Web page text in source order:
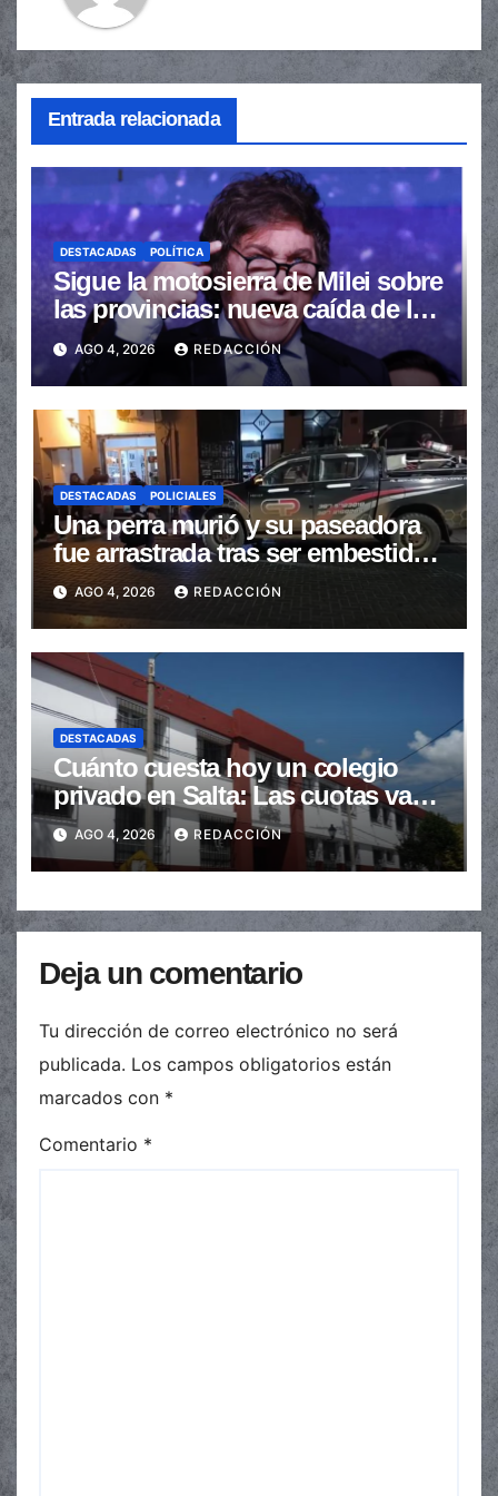
Entrada relacionada
DESTACADAS POLÍTICA
Sigue la motosierra de Milei sobre
las provincias: nueva caída de las
transferencias no automáticas
AGO 4, 2026 REDACCIÓN
DESTACADAS POLICIALES
Una perra murió y su paseadora
fue arrastrada tras ser embestidas
en la senda peatonal
AGO 4, 2026 REDACCIÓN
DESTACADAS
Cuánto cuesta hoy un colegio
privado en Salta: Las cuotas van
de $110.000 a más de $600.000
AGO 4, 2026 REDACCIÓN
Deja un comentario
Tu dirección de correo electrónico no será
publicada. Los campos obligatorios están
marcados con *
Comentario *